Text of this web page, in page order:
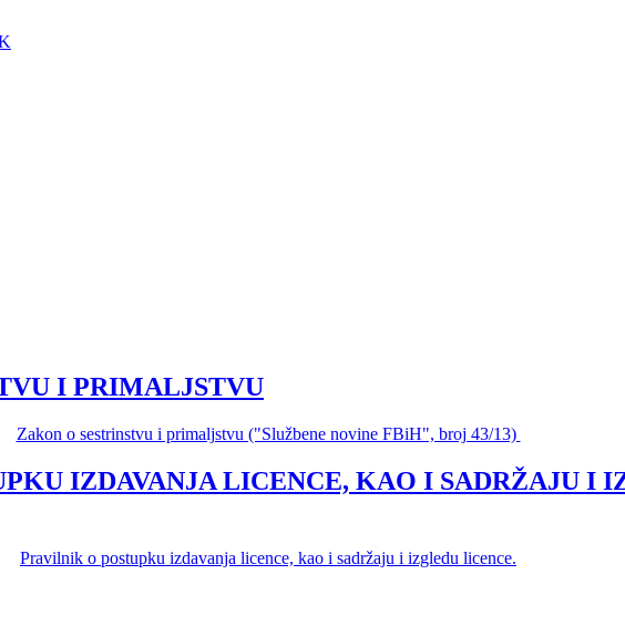
I PRIMALJSTVU
Zakon o sestrinstvu i primaljstvu ("Službene novine FBiH", broj 43/13)
IZDAVANJA LICENCE, KAO I SADRŽAJU I
Pravilnik o postupku izdavanja licence, kao i sadržaju i izgledu licence.